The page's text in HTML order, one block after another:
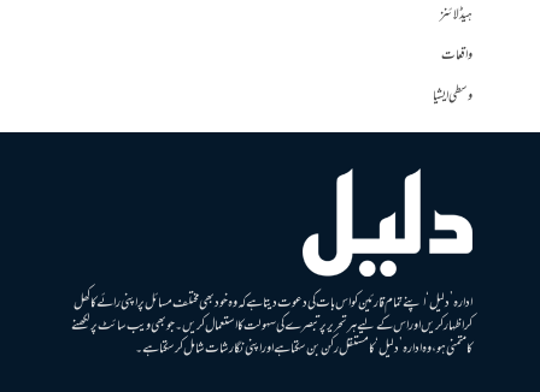
ہیڈلائنز
واقعات
وسطی ایشیا
ادارہ ’دلیل‘ اپنے تمام قارئین کو اس بات کی دعوت دیتا ہے کہ وہ خود بھی مختلف مسائل پر اپنی رائے کا کھل
کر اظہار کریں اور اس کے لیے ہر تحریر پر تبصرے کی سہولت کا استعمال کریں۔ جو بھی ویب سائٹ پر لکھنے
کا متمنی ہو، وہ ادارہ ’دلیل‘ کا مستقل رکن بن سکتا ہے اور اپنی نگارشات شامل کرسکتا ہے۔